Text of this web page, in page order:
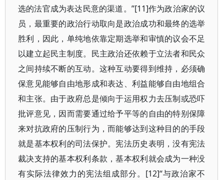
选的法官成为表达民意的渠道。”[11]作为政治家的议
员，最重要的政治行动取向是政治成功和最终的选举
胜利，因此，单纯地依靠定期选举和审慎的议会不足
以建立起民主制度。民主政治还依赖于立法者和民众
之间持续不断的互动。这种互动要得到维持，必须确
保意见能够自由地形成和表达、利益能够自由地组合
和主张。由于政府总是倾向于运用权力去压制或恐吓
批评意见，因而需要通过给予平等的自由的特别保障
来对抗政府的压制行为，而能够达到这种目的的手段
就是基本权利的司法保护。宪法历史表明，没有宪法
裁决支持的基本权利条款，基本权利就会成为一种没
有实际法律效力的宪法组成部分。[12]“与政治家不